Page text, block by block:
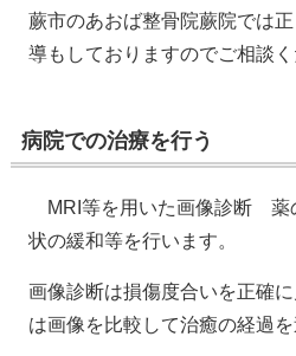
蕨市のあおば整骨院蕨院では
導もしておりますのでご相談く
病院での治療を行う
MRI等を用いた画像診断 薬
状の緩和等を行います。
画像診断は損傷度合いを正確
は画像を比較して治癒の経過を